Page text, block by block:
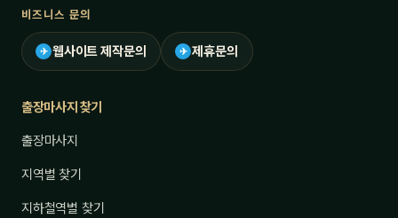
비즈니스 문의
✈ 웹사이트 제작문의 ✈ 제휴문의
출장마사지 찾기
출장마사지
지역별 찾기
지하철역별 찾기